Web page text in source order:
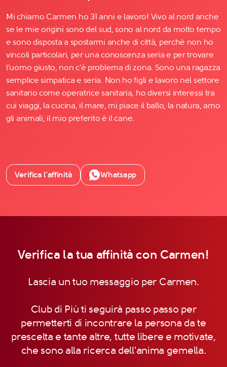
Mi chiamo Carmen ho 31 anni e lavoro! Vivo al nord anche
se le mie origini sono del sud, sono al nord da molto tempo
e sono disposta a spostarmi anche di città, perchè non ho
vincoli particolari, per una conoscenza seria e per trovare
l'uomo giusto, non c'è problema di zona. Sono una ragazza
semplice simpatica e seria. Non ho figli e lavoro nel settore
sanitario come operatrice sanitaria, ho diversi interessi tra
cui viaggi, la cucina, il mare, mi piace il ballo, la natura, amo
gli animali, il mio preferito è il cane.
Verifica l’affinità Whatsapp
Verifica la tua affinità con Carmen!
Lascia un tuo messaggio per Carmen.
Club di Più ti seguirà passo passo per
permetterti di incontrare la persona da te
prescelta e tante altre, tutte libere e motivate,
che sono alla ricerca dell'anima gemella.